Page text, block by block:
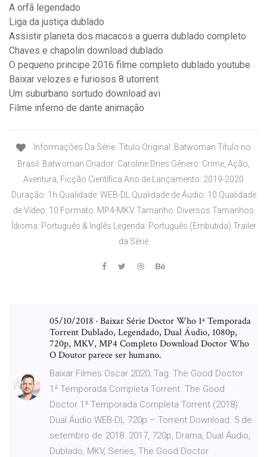
A orfã legendado
Liga da justiça dublado
Assistir planeta dos macacos a guerra dublado completo
Chaves e chapolin download dublado
O pequeno principe 2016 filme completo dublado youtube
Baixar velozes e furiosos 8 utorrent
Um suburbano sortudo download avi
Filme inferno de dante animação
Informações Da Série: Título Original: Batwoman Título no
Brasil: Batwoman Criador: Caroline Dries Gênero: Crime, Ação,
Aventura, Ficção Científica Ano de Lançamento: 2019-2020
Duração: 1h Qualidade: WEB-DL Qualidade de Áudio: 10 Qualidade
de Vídeo: 10 Formato: MP4-MKV Tamanho: Diversos Tamanhos
Ídioma: Português & Inglês Legenda: Português (Embutida) Trailer
da Série
05/10/2018 · Baixar Série Doctor Who 1ª Temporada
Torrent Dublado, Legendado, Dual Áudio, 1080p,
720p, MKV, MP4 Completo Download Doctor Who
O Doutor parece ser humano.
Baixar Filmes Oscar 2020; Tag: The Good Doctor
1ª Temporada Completa Torrent. The Good
Doctor 1ª Temporada Completa Torrent (2018)
Dual Áudio WEB-DL 720p – Torrent Download. 5 de
setembro de 2018. 2017, 720p, Drama, Dual Áudio,
Dublado, MKV, Series, The Good Doctor